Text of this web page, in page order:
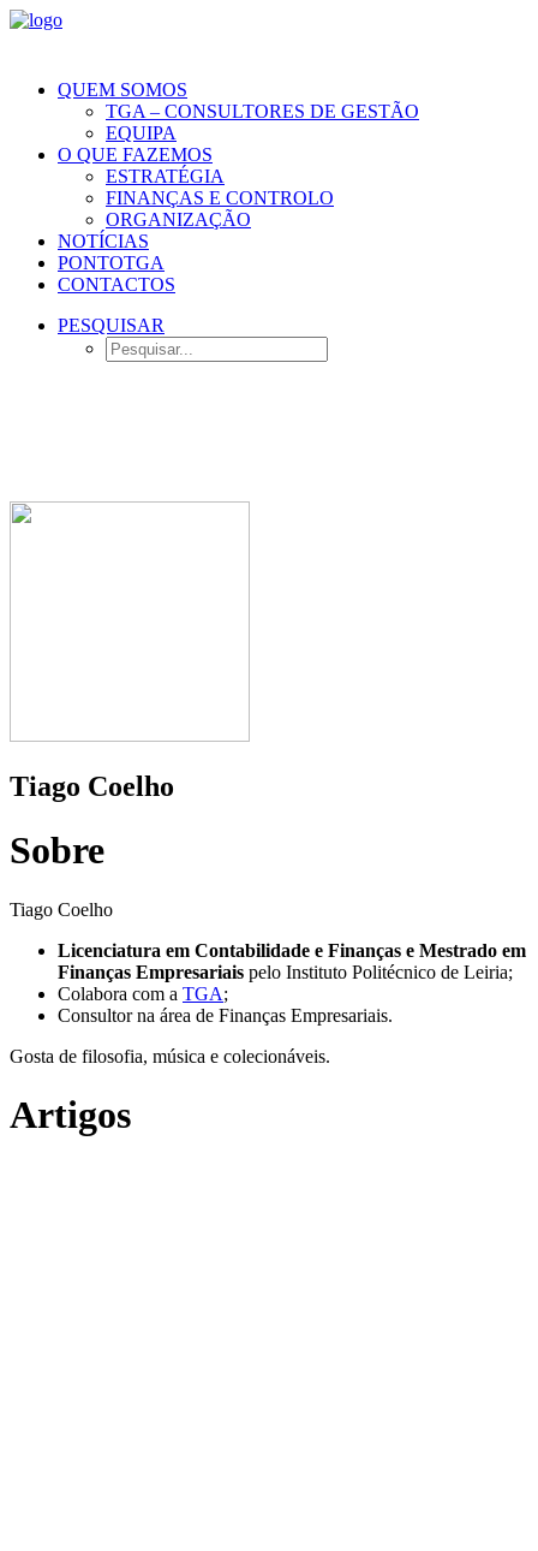
QUEM SOMOS
TGA – CONSULTORES DE GESTÃO
EQUIPA
O QUE FAZEMOS
ESTRATÉGIA
FINANÇAS E CONTROLO
ORGANIZAÇÃO
NOTÍCIAS
PONTOTGA
CONTACTOS
PESQUISAR
Tiago Coelho
Sobre
Tiago Coelho
Licenciatura em Contabilidade e Finanças e Mestrado em
Finanças Empresariais pelo Instituto Politécnico de Leiria;
Colabora com a TGA;
Consultor na área de Finanças Empresariais.
Gosta de filosofia, música e colecionáveis.
Artigos